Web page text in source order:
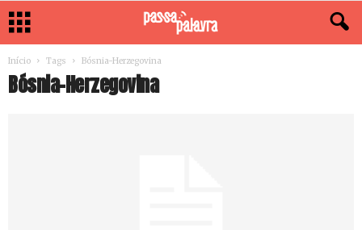
Início Tags Bósnia-Herzegovina
Bósnia-Herzegovina